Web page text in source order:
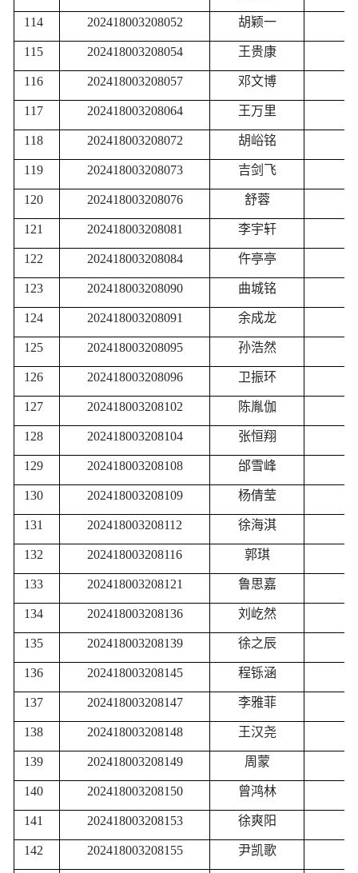
114 202418003208052 胡颖一
115 202418003208054 王贵康
116 202418003208057 邓文博
117 202418003208064 王万里
118 202418003208072 胡峪铭
119 202418003208073 吉剑飞
120 202418003208076 舒蓉
121 202418003208081 李宇轩
122 202418003208084 仵亭亭
123 202418003208090 曲城铭
124 202418003208091 余成龙
125 202418003208095 孙浩然
126 202418003208096 卫振环
127 202418003208102 陈胤伽
128 202418003208104 张恒翔
129 202418003208108 邰雪峰
130 202418003208109 杨倩莹
131 202418003208112 徐海淇
132 202418003208116 郭琪
133 202418003208121 鲁思嘉
134 202418003208136 刘屹然
135 202418003208139 徐之辰
136 202418003208145 程铄涵
137 202418003208147 李雅菲
138 202418003208148 王汉尧
139 202418003208149 周蒙
140 202418003208150 曾鸿林
141 202418003208153 徐爽阳
142 202418003208155 尹凯歌